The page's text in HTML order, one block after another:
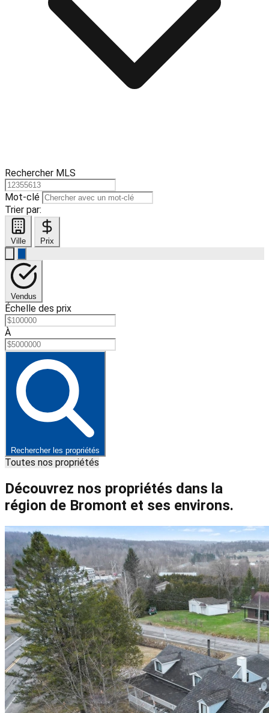
Rechercher MLS
Mot-clé
Trier par:
Ville Prix
Vendus
Échelle des prix
À
Rechercher les propriétés
Toutes nos propriétés
Découvrez nos propriétés dans la
région de Bromont et ses environs.